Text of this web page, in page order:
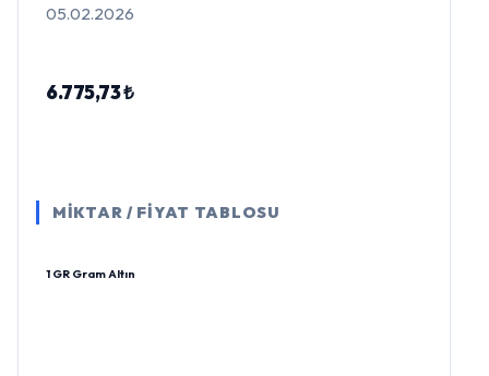
05.02.2026
6.775,73 ₺
MİKTAR / FİYAT TABLOSU
1 GR Gram Altın